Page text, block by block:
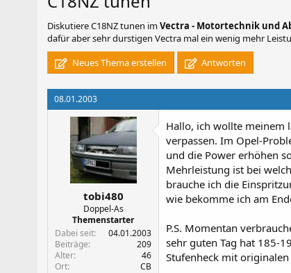
DiskutiereC18NZ tunen imVectra - Motortechnik und
dafür aber sehr durstigen Vectra mal ein wenig mehr
Neues Thema erstellen
Antworten
08.01.2003
tobi480
Doppel-As
Themenstarter
Dabei seit
04.01.2003
Beiträge
209
Alter
46
Ort
CB
Hallo, ich wollte meinem
verpassen. Im Opel-
und die Power erhöhen
Mehrleistung ist bei
brauche ich die
wie bekomme ich am
P.S. Momentan
sehr guten Tag hat 185-
Stufenheck mit